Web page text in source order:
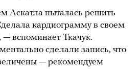
Аскатла пыталась решить
кардиограмму в своем
— вспоминает Ткачук.
сделали запись, что
— рекомендуем